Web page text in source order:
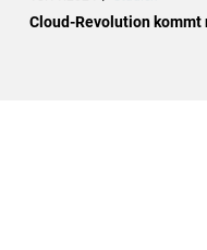
Cloud-Revolution kommt